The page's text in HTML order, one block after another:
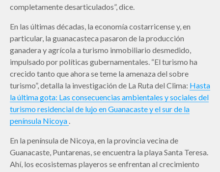
completamente desarticulados”, dice.
En las últimas décadas, la economía costarricense y, en
particular, la guanacasteca pasaron de la producción
ganadera y agrícola a turismo inmobiliario desmedido,
impulsado por políticas gubernamentales. “El turismo ha
crecido tanto que ahora se teme la amenaza del sobre
turismo”, detalla la investigación de La Ruta del Clima: Hasta
la última gota: Las consecuencias ambientales y sociales del
turismo residencial de lujo en Guanacaste y el sur de la
península Nicoya
En la península de Nicoya, en la provincia vecina de
Guanacaste, Puntarenas, se encuentra la playa Santa Teresa.
Ahí, los ecosistemas playeros se enfrentan al crecimiento